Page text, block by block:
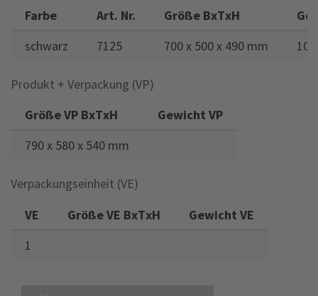
Farbe
Art. Nr. Größe BxTxH
schwarz
7125 700 x 500 x 490 mm
Produkt + Verpackung (VP)
Größe VP BxTxH
Gewicht VP
790 x 580 x 540 mm
Verpackungseinheit (VE)
VE
Größe VE BxTxH
Gewicht VE
1